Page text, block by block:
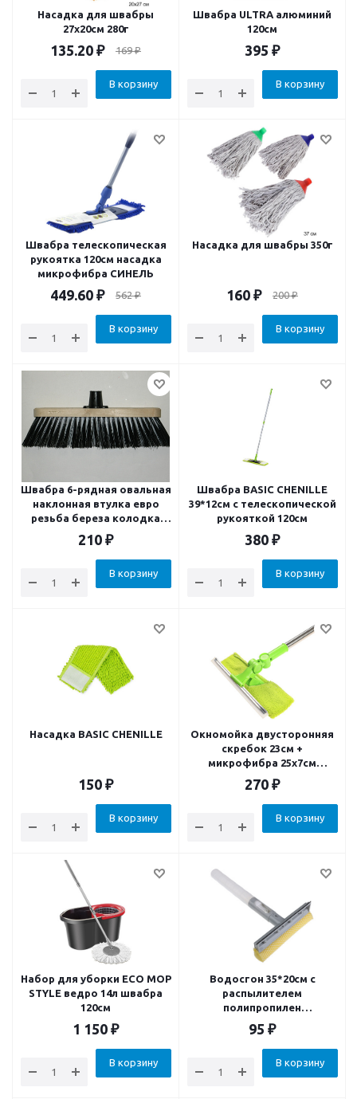
Насадка для швабры
27x20см 280г
135.20 ₽ 169₽
В корзину
Швабра ULTRA алюминий
120см
395 ₽
В корзину
Швабра телескопическая
рукоятка 120см насадка
микрофибра СИНЕЛЬ
449.60 ₽ 562₽
В корзину
Насадка для швабры 350г
160 ₽ 200₽
В корзину
Швабра 6-рядная овальная
наклонная втулка евро
резьба береза колодка
280х50х18 ворс средняя
75мм 135 пучков 9с10-30
210 ₽
В корзину
Швабра BASIC CHENILLE
39*12см с телескопической
рукояткой 120см
380 ₽
В корзину
Насадка BASIC CHENILLE
150 ₽
В корзину
Окномойка двусторонняя
скребок 23см +
микрофибра 25х7см
телескопический черенок
нержавеющая сталь 105см
270 ₽
В корзину
Набор для уборки ECO MOP
STYLE ведро 14л швабра
120см
1 150 ₽
В корзину
Водосгон 35*20см с
распылителем
полипропилен
термопластичная резина
95 ₽
В корзину